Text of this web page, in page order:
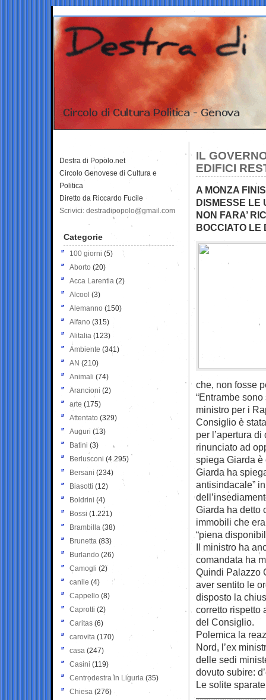
IL
EDIFICI
A MONZA
DISMESSE LE
NON FARA’
BOCCIATO LE
che, non fosse
“Entrambe
ministro per i
Consiglio è
per l’apertura
rinunciato ad
spiega Giarda è
Giarda ha
antisindacale”
Giarda ha detto
immobili che
“piena
Il ministro ha
comandata ha
Quindi Palazzo
aver sentito le
disposto la
corretto rispetto
del Consiglio.
Polemica la
Nord, l’ex
delle sedi
dovuto subire:
Le solite
Destra di Popolo.net
Circolo Genovese di Cultura e
Politica
Diretto da Riccardo Fucile
Scrivici: destradipopolo@gmail.com
Categorie
100 giorni (5)
Aborto (20)
Acca Larentia (2)
Alcool (3)
Alemanno (150)
Alfano (315)
Alitalia (123)
Ambiente (341)
AN (210)
Animali (74)
Arancioni (2)
arte (175)
Attentato (329)
Auguri (13)
Batini (3)
Berlusconi (4.295)
Bersani (234)
Biasotti (12)
Boldrini (4)
Bossi (1.221)
Brambilla (38)
Brunetta (83)
Burlando (26)
Camogli (2)
canile (4)
Cappello (8)
Caprotti (2)
Caritas (6)
carovita (170)
casa (247)
Casini (119)
Centrodestra in Liguria (35)
Chiesa (276)